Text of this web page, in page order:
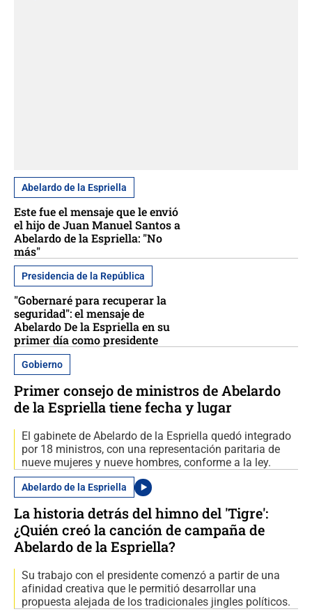
Abelardo de la Espriella
Este fue el mensaje que le envió
el hijo de Juan Manuel Santos a
Abelardo de la Espriella: "No
más"
Presidencia de la República
"Gobernaré para recuperar la
seguridad": el mensaje de
Abelardo De la Espriella en su
primer día como presidente
Gobierno
Primer consejo de ministros de Abelardo
de la Espriella tiene fecha y lugar
El gabinete de Abelardo de la Espriella quedó integrado
por 18 ministros, con una representación paritaria de
nueve mujeres y nueve hombres, conforme a la ley.
Abelardo de la Espriella
La historia detrás del himno del 'Tigre':
¿Quién creó la canción de campaña de
Abelardo de la Espriella?
Su trabajo con el presidente comenzó a partir de una
afinidad creativa que le permitió desarrollar una
propuesta alejada de los tradicionales jingles políticos.